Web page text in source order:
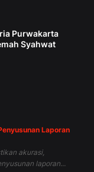
Purwakarta
Syahwat
Laporan
akurasi,
laporan...